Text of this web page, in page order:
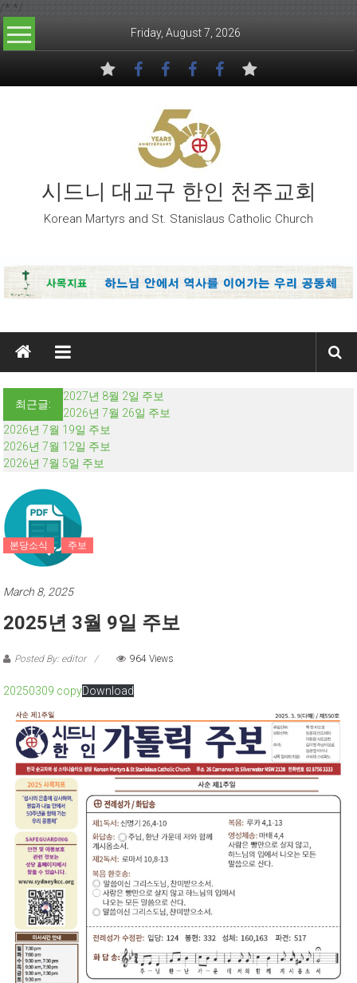
/* */
Skip to content
Friday, August 7, 2026
시드니 대교구 한인 천주교회
Korean Martyrs and St. Stanislaus Catholic Church
최근글:
2027년 8월 2일 주보
2026년 7월 26일 주보
2026년 7월 19일 주보
2026년 7월 12일 주보
2026년 7월 5일 주보
본당소식 주보
March 8, 2025
2025년 3월 9일 주보
Posted By: editor 964 Views
20250309 copyDownload